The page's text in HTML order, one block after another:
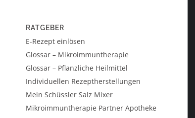
RATGEBER
E-Rezept einlösen
Glossar – Mikroimmuntherapie
Glossar – Pflanzliche Heilmittel
Individuellen Rezeptherstellungen
Mein Schüssler Salz Mixer
Mikroimmuntherapie Partner Apotheke